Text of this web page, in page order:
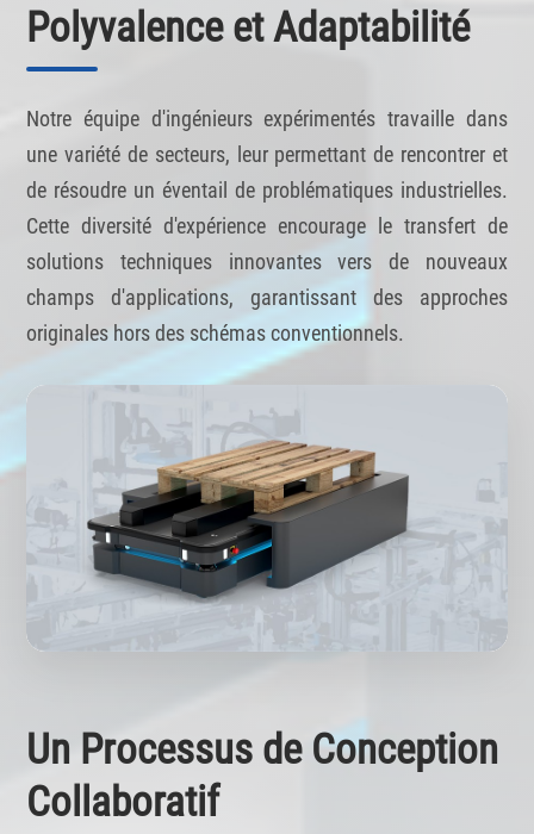
Polyvalence et Adaptabilité
Notre équipe d'ingénieurs expérimentés travaille dans
une variété de secteurs, leur permettant de rencontrer et
de résoudre un éventail de problématiques industrielles.
Cette diversité d'expérience encourage le transfert de
solutions techniques innovantes vers de nouveaux
champs d'applications, garantissant des approches
originales hors des schémas conventionnels.
Un Processus de Conception
Collaboratif